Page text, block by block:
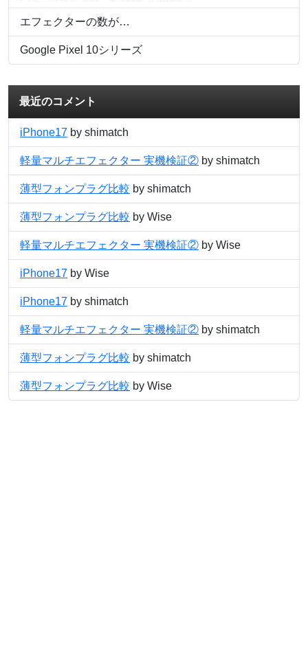
エフェクターの数が…
Google Pixel 10シリーズ
最近のコメント
iPhone17 by shimatch
軽量マルチエフェクター 実機検証② by shimatch
薄型フォンプラグ比較 by shimatch
薄型フォンプラグ比較 by Wise
軽量マルチエフェクター 実機検証② by Wise
iPhone17 by Wise
iPhone17 by shimatch
軽量マルチエフェクター 実機検証② by shimatch
薄型フォンプラグ比較 by shimatch
薄型フォンプラグ比較 by Wise